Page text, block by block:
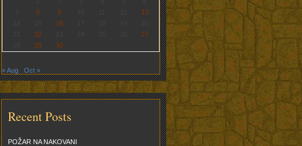
8 9
13
16
22
27
29 30
« Aug Oct »
Recent Posts
POŽAR NA NAKOVANI